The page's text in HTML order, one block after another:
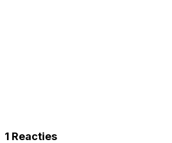
1 Reacties